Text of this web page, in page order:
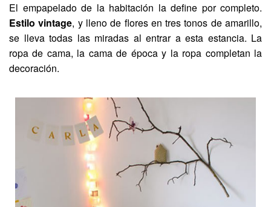
El empapelado de la habitación la define por completo.
Estilo vintage, y lleno de flores en tres tonos de amarillo,
se lleva todas las miradas al entrar a esta estancia. La
ropa de cama, la cama de época y la ropa completan la
decoración.